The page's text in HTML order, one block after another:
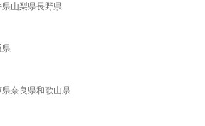
県山梨県長野県
県
県奈良県和歌山県